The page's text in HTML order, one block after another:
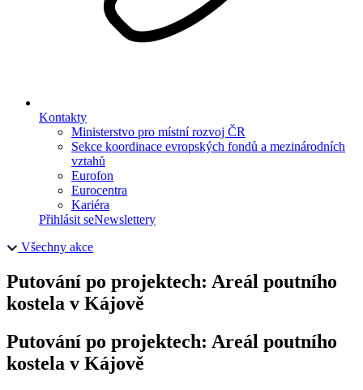
Kontakty
Ministerstvo pro místní rozvoj ČR
Sekce koordinace evropských fondů a mezinárodních
vztahů
Eurofon
Eurocentra
Kariéra
Přihlásit seNewslettery
Všechny akce
Putování po projektech: Areál poutního
kostela v Kájově
Putování po projektech: Areál poutního
kostela v Kájově